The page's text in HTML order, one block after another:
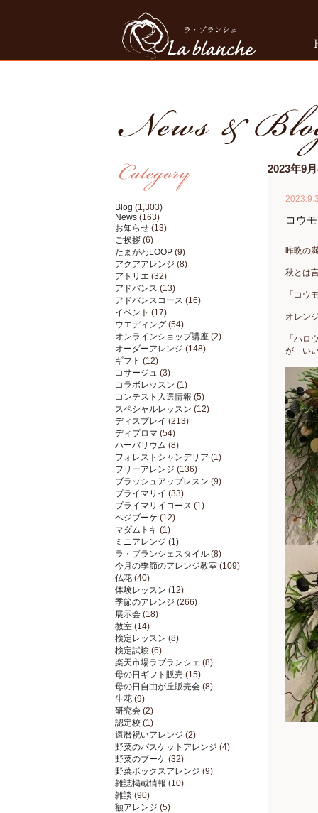
Blog (1,303)
News (163)
お知らせ (13)
ご挨拶 (6)
たまがわLOOP (9)
アクアアレンジ (8)
アトリエ (32)
アドバンス (13)
アドバンスコース (16)
イベント (17)
ウエディング (54)
オンラインショップ講座 (2)
オーダーアレンジ (148)
ギフト (12)
コサージュ (3)
コラボレッスン (1)
コンテスト入選情報 (5)
スペシャルレッスン (12)
ディスプレイ (213)
ディプロマ (54)
ハーバリウム (8)
フォレストシャンデリア (1)
フリーアレンジ (136)
ブラッシュアップレスン (9)
プライマリイ (33)
プライマリイコース (1)
ベジブーケ (12)
マダムトキ (1)
ミニアレンジ (1)
ラ・ブランシェスタイル (8)
今月の季節のアレンジ教室 (109)
仏花 (40)
体験レッスン (12)
季節のアレンジ (266)
展示会 (18)
教室 (14)
検定レッスン (8)
検定試験 (6)
楽天市場ラブランシェ (8)
母の日ギフト販売 (15)
母の日自由が丘販売会 (8)
生花 (9)
研究会 (2)
認定校 (1)
還暦祝いアレンジ (2)
野菜のバスケットアレンジ (4)
野菜のブーケ (32)
野菜ボックスアレンジ (9)
雑誌掲載情報 (10)
雑談 (90)
額アレンジ (5)
2023年9
コウ
昨晩の
秋とは
「コウ
オレン
「ハロ
が い